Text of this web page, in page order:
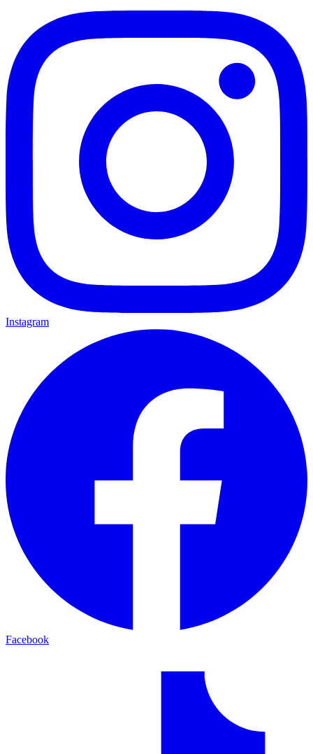
Instagram
Facebook